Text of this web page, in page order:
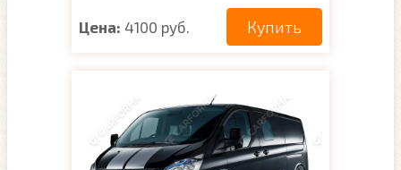
Цена: 4100 руб. Купить